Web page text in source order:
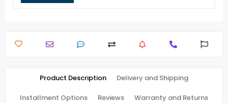
Product Description Delivery and Shipping
Installment Options Reviews Warranty and Returns